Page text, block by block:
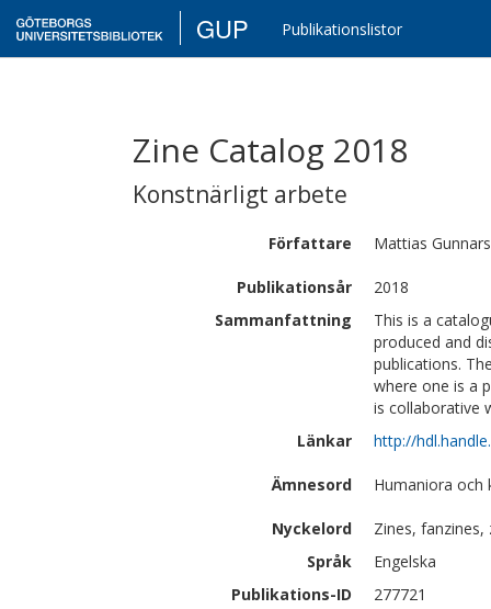
GUP Publikationslistor
Zine Catalog 2018
Konstnärligt arbete
Författare Mattias
Publikationsår
2018
Sammanfattning
This is a
produced and
publications.
where one is a
is collaborative
Länkar
http://
Ämnesord Humaniora
Nyckelord
Zines,
Språk
Engelska
Publikations-ID
277721